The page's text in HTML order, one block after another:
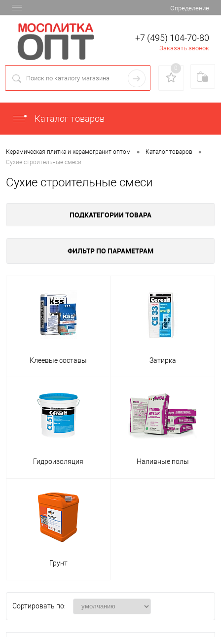
Определение
+7 (495) 104-70-80
Заказать звонок
0
Каталог товаров
Керамическая плитка и керамогранит оптом • Каталог товаров •
Сухие строительные смеси
Сухие строительные смеси
ПОДКАТЕГОРИИ ТОВАРА
ФИЛЬТР ПО ПАРАМЕТРАМ
Клеевые составы Затирка
Гидроизоляция Наливные полы
Грунт
Сортировать по: